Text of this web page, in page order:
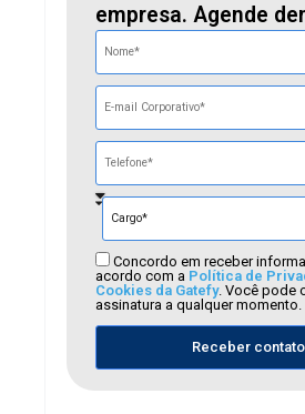
empresa. Agende
Concordo em receber
acordo com a Política de
Cookies da Gatefy. Você pode
assinatura a qualquer momento.
Receber contato